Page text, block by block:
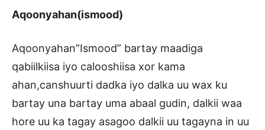
Aqoonyahan(ismood)
Aqoonyahan”Ismood” bartay maadiga
qabiilkiisa iyo calooshiisa xor kama
ahan,canshuurti dadka iyo dalka uu wax ku
bartay una bartay uma abaal gudin, dalkii waa
hore uu ka tagay asagoo dalkii uu tagayna in uu